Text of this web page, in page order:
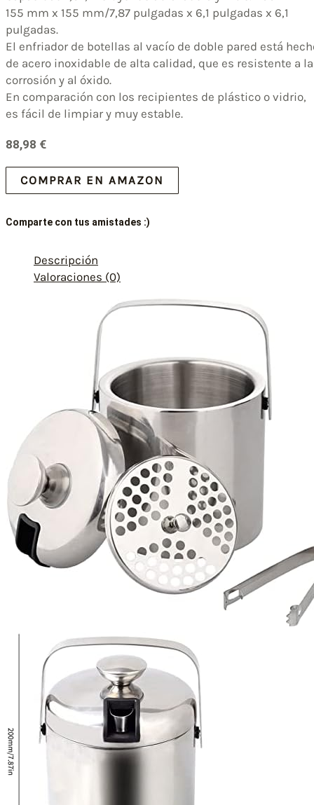
155 mm x 155 mm/7,87 pulgadas x 6,1 pulgadas x 6,1
pulgadas.
El enfriador de botellas al vacío de doble pared está
de acero inoxidable de alta calidad, que es resistente a la
corrosión y al óxido.
En comparación con los recipientes de plástico o vidrio,
es fácil de limpiar y muy estable.
88,98 €
COMPRAR EN AMAZON
Comparte con tus amistades :)
Descripción
Valoraciones (0)